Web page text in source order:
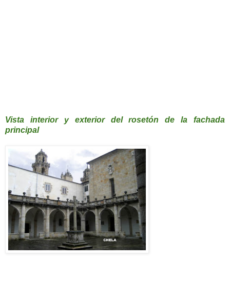
Vista interior y exterior del rosetón de la fachada
principal